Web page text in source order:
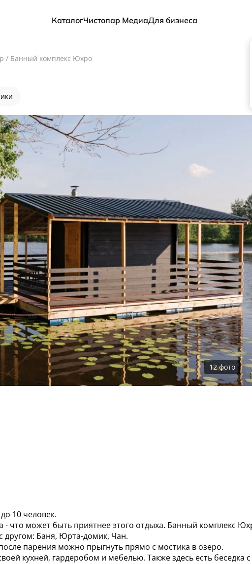
КаталогЧистопар МедиаДля бизнеса
/ Банный комплекс Юхро
12фото
10 человек.
- что может быть приятнее этого отдыха. Банный комплекс
другом: Баня, Юрта-домик, Чан.
парения можно прыгнуть прямо с мостика в озеро.
кухней, гардеробом и мебелью. Также здесь есть беседка с